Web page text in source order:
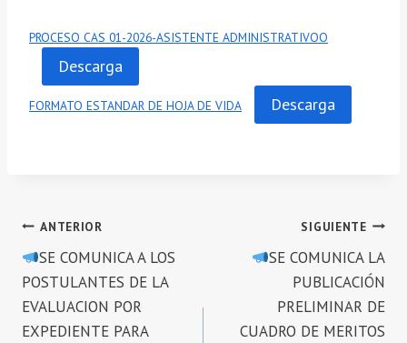
PROCESO CAS 01-2026-ASISTENTE ADMINISTRATIVOO
Descarga
FORMATO ESTANDAR DE HOJA DE VIDA Descarga
Navegación
de
entradas
ANTERIOR
SE COMUNICA A LOS
POSTULANTES DE LA
EVALUACION POR
EXPEDIENTE PARA
SIGUIENTE
SE COMUNICA LA
PUBLICACIÓN
PRELIMINAR DE
CUADRO DE MERITOS